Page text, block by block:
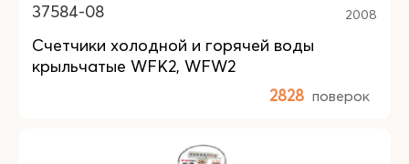
37584-08 2008
Счетчики холодной и горячей воды
крыльчатые WFK2, WFW2
2828 поверок